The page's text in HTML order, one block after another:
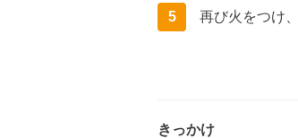
5 再び火をつけ
きっかけ